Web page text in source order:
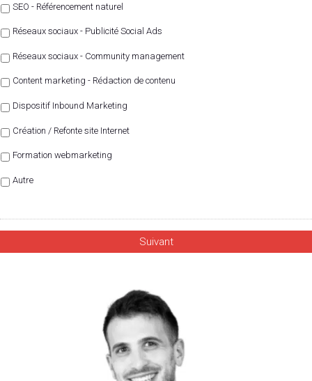
SEO - Référencement naturel
Réseaux sociaux - Publicité Social Ads
Réseaux sociaux - Community management
Content marketing - Rédaction de contenu
Dispositif Inbound Marketing
Création / Refonte site Internet
Formation webmarketing
Autre